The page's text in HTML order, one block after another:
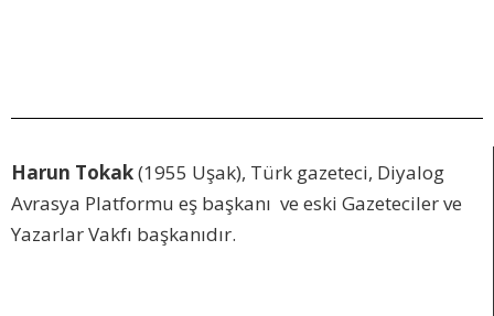
Harun Tokak(1955 Uşak), Türk gazeteci, Diyalog
Avrasya Platformu eş başkanı ve eski Gazeteciler ve
Yazarlar Vakfı başkanıdır.